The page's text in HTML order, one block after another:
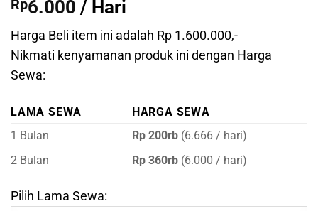
Rp6.000 / Hari
Harga Beli item ini adalah Rp 1.600.000,-
Nikmati kenyamanan produk ini dengan Harga
Sewa:
LAMA SEWA
HARGA SEWA
1 Bulan
Rp 200rb(6.666 / hari)
2 Bulan
Rp 360rb(6.000 / hari)
Pilih Lama Sewa: